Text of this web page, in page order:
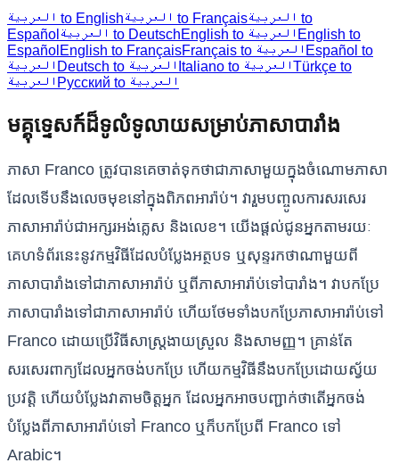
العربية to English العربية to Françaisالعربية to
Español
العربية to Deutsch English to العربية English to
Español English to Français Français to العربية Español to
العربية
Deutsch to العربية Italiano to العربيةTürkçe to
العربية
Русский to العربية
មគ្គុទ្ទេសក៍ដ៏ទូលំទូលាយសម្រាប់ភាសាបារាំង
ភាសា Franco ត្រូវបានគេចាត់ទុកថាជាភាសាមួយក្នុងចំណោមភាសា
ដែលទើបនឹងលេចមុខនៅក្នុងពិភពអារ៉ាប់។ វារួមបញ្ចូលការសរសេរ
ភាសាអារ៉ាប់ជាអក្សរអង់គ្លេស និងលេខ។ យើងផ្តល់ជូនអ្នកតាមរយៈ
គេហទំព័រនេះនូវកម្មវិធីដែលបំប្លែងអត្ថបទ ឬសុន្ទរកថាណាមួយពី
ភាសាបារាំងទៅជាភាសាអារ៉ាប់ ឬពីភាសាអារ៉ាប់ទៅបារាំង។ វាបកប្រែ
ភាសាបារាំងទៅជាភាសាអារ៉ាប់ ហើយថែមទាំងបកប្រែភាសាអារ៉ាប់ទៅ
Franco ដោយប្រើវិធីសាស្ត្រងាយស្រួល និងសាមញ្ញ។ គ្រាន់​តែ​
សរសេរ​ពាក្យ​ដែល​អ្នក​ចង់​បក​ប្រែ ហើយ​កម្មវិធី​នឹង​បក​ប្រែ​ដោយ​ស្វ័យ​
ប្រវត្តិ​ ហើយ​បំប្លែង​វា​តាម​ចិត្ត​អ្នក​ ដែល​អ្នក​អាច​បញ្ជាក់​ថា​តើ​អ្នក​ចង់​
បំប្លែង​ពី​ភាសា​អារ៉ាប់​ទៅ​ Franco ឬ​ក៏​បកប្រែ​ពី Franco ទៅ​
Arabic។